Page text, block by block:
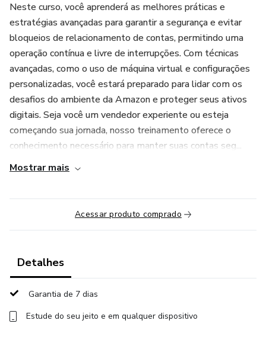
Neste curso, você aprenderá as melhores práticas e
estratégias avançadas para garantir a segurança e evitar
bloqueios de relacionamento de contas, permitindo uma
operação contínua e livre de interrupções. Com técnicas
avançadas, como o uso de máquina virtual e configurações
personalizadas, você estará preparado para lidar com os
desafios do ambiente da Amazon e proteger seus ativos
digitais. Seja você um vendedor experiente ou esteja
começando sua jornada, nosso treinamento oferece o
conhecimento necessário para manter suas contas seg...
Mostrar mais
Acessar produto comprado
Detalhes
Garantia de 7 dias
Estude do seu jeito e em qualquer dispositivo